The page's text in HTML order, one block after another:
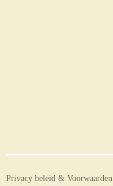
Privacy beleid & Voorwaarden